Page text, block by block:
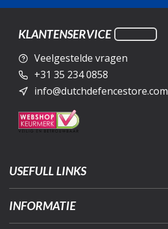
KLANTENSERVICE
Veelgestelde vragen
+31 35 234 0858
info@dutchdefencestore.com
USEFULL LINKS
INFORMATIE